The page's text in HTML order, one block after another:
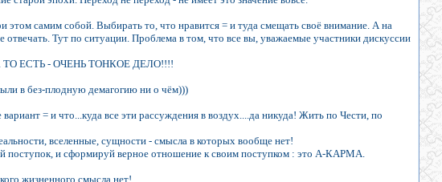
самим собой. Выбирать то, что нравится = и туда смещать своё внимание. А на
отвечать. Тут по ситуации. Проблема в том, что все вы, уважаемые участники дискуссии
ЕСТЬ - ОЧЕНЬ ТОНКОЕ ДЕЛО!!!!
в без-плодную демагогию ни о чём)))
= и что...куда все эти рассуждения в воздух....да никуда! Жить по Чести, по
вселенные, сущности - смысла в которых вообще нет!
поступок, и сформируй верное отношение к своим поступком : это А-КАРМА.
жизненного смысла нет!